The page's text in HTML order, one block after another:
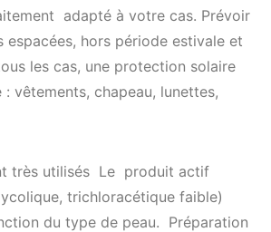
adapté à votre cas. Prévoir
espacées, hors période estivale et
les cas, une protection solaire
: vêtements, chapeau, lunettes,
très utilisés Le produit actif
trichloracétique faible)
du type de peau. Préparation